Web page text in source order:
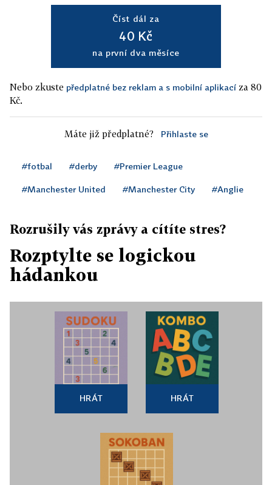
Číst dál za
40 Kč
na první dva měsíce
Nebo zkuste předplatné bez reklam a s mobilní aplikací za 80
Kč.
Máte již předplatné? Přihlaste se
#fotbal #derby #Premier League
#Manchester United #Manchester City #Anglie
Rozrušily vás zprávy a cítíte stres?
Rozptylte se logickou
hádankou
HRÁT HRÁT